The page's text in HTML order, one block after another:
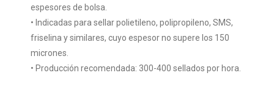
espesores de bolsa.
• Indicadas para sellar polietileno, polipropileno, SMS,
friselina y similares, cuyo espesor no supere los 150
micrones.
• Producción recomendada: 300-400 sellados por hora.